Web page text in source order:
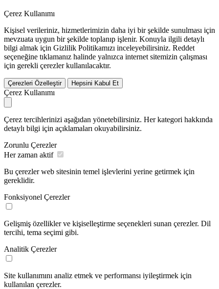
Çerez Kullanımı
Kişisel verileriniz, hizmetlerimizin daha iyi bir şekilde sunulması için
mevzuata uygun bir şekilde toplanıp işlenir. Konuyla ilgili detaylı
bilgi almak için Gizlilik Politikamızı inceleyebilirsiniz. Reddet
seçeneğine tıklamanız halinde yalnızca internet sitemizin çalışması
için gerekli çerezler kullanılacaktır.
Çerezleri Özelleştir Hepsini Kabul Et
Çerez Kullanımı
Çerez tercihlerinizi aşağıdan yönetebilirsiniz. Her kategori hakkında
detaylı bilgi için açıklamaları okuyabilirsiniz.
Zorunlu Çerezler
Her zaman aktif
Bu çerezler web sitesinin temel işlevlerini yerine getirmek için
gereklidir.
Fonksiyonel Çerezler
Gelişmiş özellikler ve kişiselleştirme seçenekleri sunan çerezler. Dil
tercihi, tema seçimi gibi.
Analitik Çerezler
Site kullanımını analiz etmek ve performansı iyileştirmek için
kullanılan çerezler.